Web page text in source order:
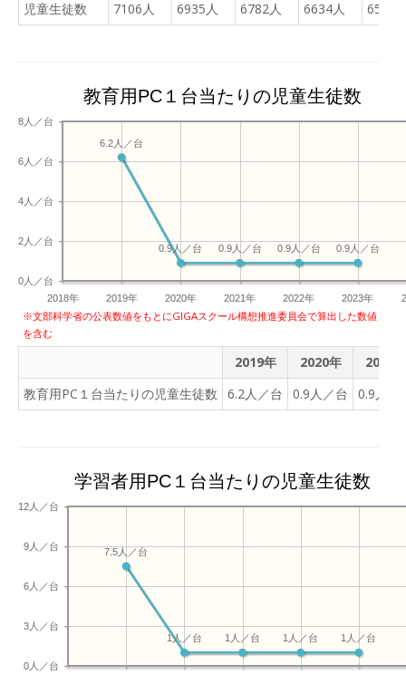
児童生徒数
7106人 6935人 6782人 6634人 6506
教育用PC１台当たりの児童生徒数
2018年 2019年 2020年 2021年 2022年 2023年
0人／台
2人／台
4人／台
6人／台
8人／台
0.9人／台
0.9人／台
0.9人／台
0.9人／台
6.2人／台
※文部科学省の公表数値をもとにGIGAスクール構想推進委員会で算出した数値
を含む
2019年 2020年
2021年
教育用PC１台当たりの児童生徒数
6.2人／台 0.9人／台 0.9人／
学習者用PC１台当たりの児童生徒数
0人／台
3人／台
6人／台
9人／台
12人／台
1人／台
1人／台
1人／台
1人／台
7.5人／台